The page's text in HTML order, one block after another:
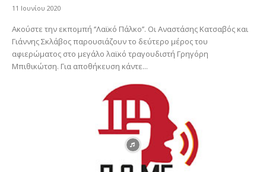
11 Ιουνίου 2020
Ακούστε την εκπομπή ‘’Λαϊκό Πάλκο’’. Οι Αναστάσης Κατσαβός και
Γιάννης Σκλάβος παρουσιάζουν το δεύτερο μέρος του
αφιερώματος στο μεγάλο λαϊκό τραγουδιστή Γρηγόρη
Μπιθικώτση. Για αποθήκευση κάντε...